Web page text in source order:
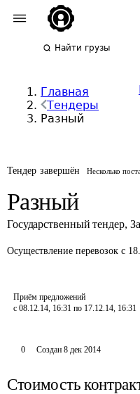
Найти грузы
Главная
Тендеры
Разный
Тендер завершён Несколько
Разный
Государственный тендер,
Осуществление перевозок с
Приём предложений
с 08.12.14, 16:31 по 17.12.14, 16:31
0 Создан 8 дек 2014
Стоимость